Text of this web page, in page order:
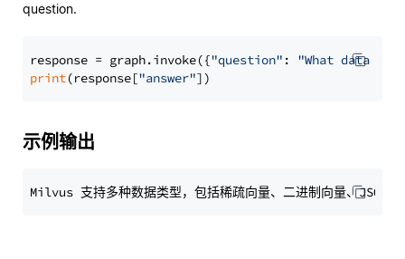
question.
response = graph.invoke({"question" : "What data
print(response["answer"
示例输出